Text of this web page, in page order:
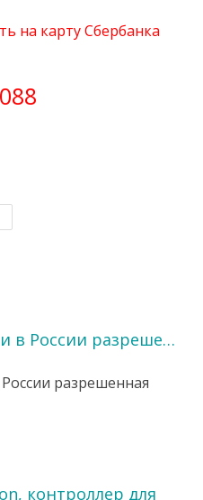
на карту Сбербанка
в России разреше…
разрешенная
контроллер для